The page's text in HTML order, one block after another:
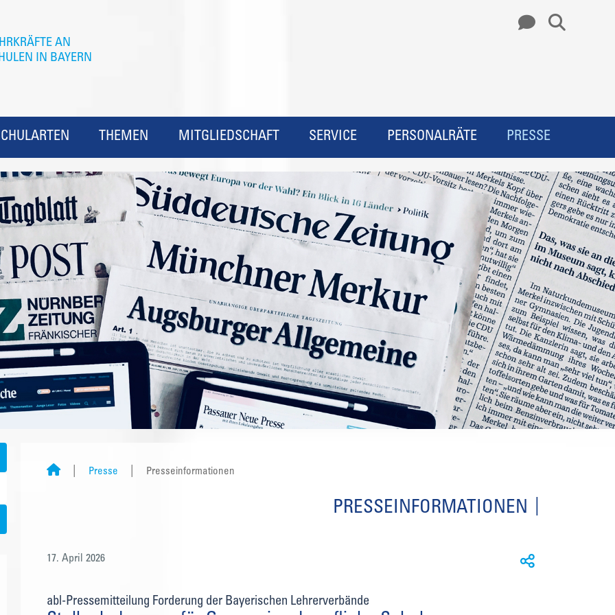
THEMEN MITGLIEDSCHAFT SERVICE PERSONALRÄTE PRESSE
Presse Presseinformationen
PRESSEINFORMATIONEN
17. April 2026
abl-Pressemitteilung Forderung der Bayerischen Lehrerverbände